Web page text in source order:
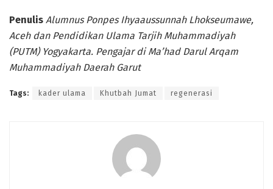
Penulis Alumnus Ponpes Ihyaaussunnah Lhokseumawe,
Aceh dan Pendidikan Ulama Tarjih Muhammadiyah
(PUTM) Yogyakarta. Pengajar di Ma’had Darul Arqam
Muhammadiyah Daerah Garut
Tags: kader ulama Khutbah Jumat regenerasi